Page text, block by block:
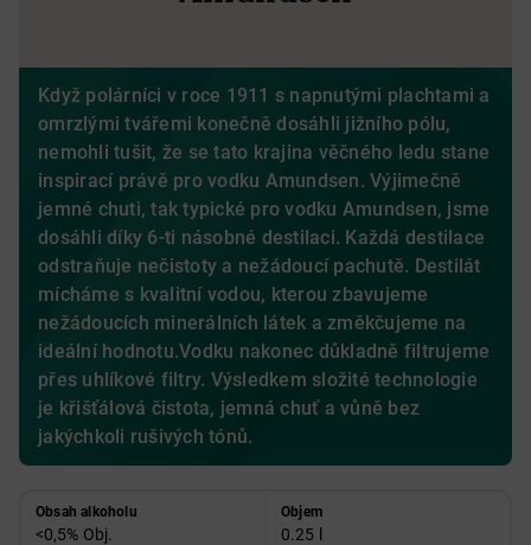
Když polárníci v roce 1911 s napnutými plachtami a
omrzlými tvářemi konečně dosáhli jižního pólu,
nemohli tušit, že se tato krajina věčného ledu stane
inspirací právě pro vodku Amundsen. Výjimečně
jemné chuti, tak typické pro vodku Amundsen, jsme
dosáhli díky 6-ti násobné destilaci. Každá destilace
odstraňuje nečistoty a nežádoucí pachutě. Destilát
mícháme s kvalitní vodou, kterou zbavujeme
nežádoucích minerálních látek a změkčujeme na
ideální hodnotu.Vodku nakonec důkladně filtrujeme
přes uhlíkové filtry. Výsledkem složité technologie
je křišťálová čistota, jemná chuť a vůně bez
jakýchkoli rušivých tónů.
Obsah alkoholu
<0,5% Obj.
Objem
0.25 l